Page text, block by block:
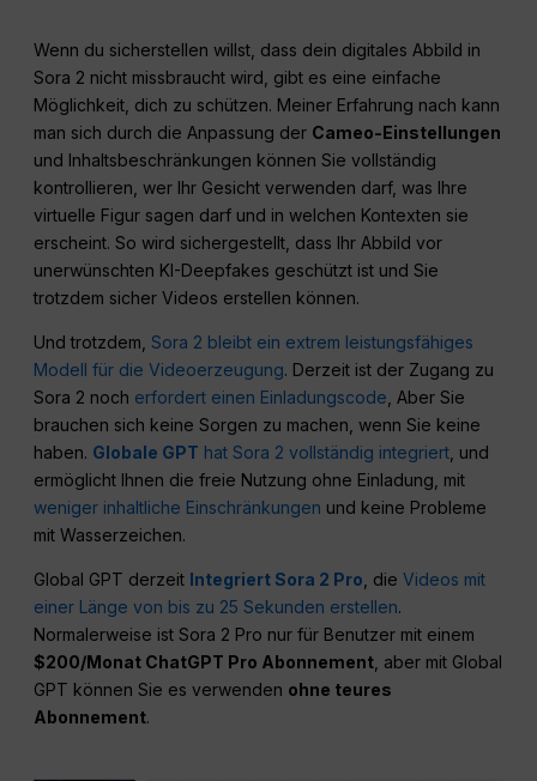
Wenn du sicherstellen willst, dass dein digitales Abbild in
Sora 2 nicht missbraucht wird, gibt es eine einfache
Möglichkeit, dich zu schützen. Meiner Erfahrung nach kann
man sich durch die Anpassung der Cameo-Einstellungen
und Inhaltsbeschränkungen können Sie vollständig
kontrollieren, wer Ihr Gesicht verwenden darf, was Ihre
virtuelle Figur sagen darf und in welchen Kontexten sie
erscheint. So wird sichergestellt, dass Ihr Abbild vor
unerwünschten KI-Deepfakes geschützt ist und Sie
trotzdem sicher Videos erstellen können.
Und trotzdem,Sora 2 bleibt ein extrem leistungsfähiges
Modell für die Videoerzeugung. Derzeit ist der Zugang zu
Sora 2 noch erfordert einen Einladungscode , Aber Sie
brauchen sich keine Sorgen zu machen, wenn Sie keine
haben. Globale GPT hat Sora 2 vollständig integriert , und
ermöglicht Ihnen die freie Nutzung ohne Einladung, mit
weniger inhaltliche Einschränkungen und keine Probleme
mit Wasserzeichen.
Global GPT derzeit Integriert Sora 2 Pro, dieVideos mit
einer Länge von bis zu 25 Sekunden erstellen.
Normalerweise ist Sora 2 Pro nur für Benutzer mit einem
$200/Monat ChatGPT Pro Abonnement, aber mit Global
GPT können Sie es verwenden ohne teures
Abonnement.